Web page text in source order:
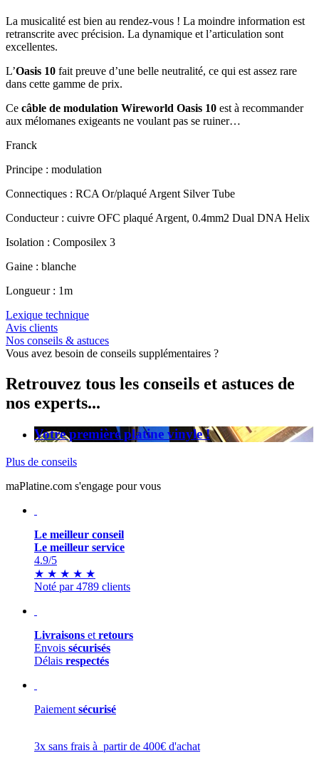
La musicalité est bien au rendez-vous ! La moindre information est
retranscrite avec précision. La dynamique et l’articulation sont
excellentes.
L’Oasis 10 fait preuve d’une belle neutralité, ce qui est assez rare
dans cette gamme de prix.
Ce câble de modulation Wireworld Oasis 10 est à recommander
aux mélomanes exigeants ne voulant pas se ruiner…
Franck
Principe : modulation
Connectiques : RCA Or/plaqué Argent Silver Tube
Conducteur : cuivre OFC plaqué Argent, 0.4mm2 Dual DNA Helix
Isolation : Composilex 3
Gaine : blanche
Longueur : 1m
Lexique technique
Avis clients
Nos conseils & astuces
Vous avez besoin de conseils supplémentaires ?
Retrouvez tous les conseils et astuces de
nos experts...
Votre première platine vinyle !
Plus de conseils
maPlatine.com s'engage pour vous
Le meilleur conseil
Le meilleur service
4.9/5
★ ★ ★ ★ ★
Noté par 4789 clients
Livraisons et retours
Envois sécurisés
Délais respectés
Paiement sécurisé
3x sans frais à partir de 400€ d'achat